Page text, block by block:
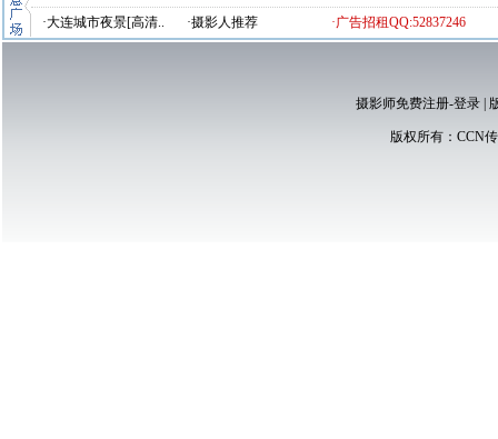
·大连城市夜景[高清..
·摄影人推荐 ·广告招租QQ:52837246
摄影师免费注册-登录|
版权所有： CCN